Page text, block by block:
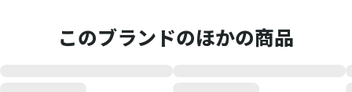
このブランドのほかの商品